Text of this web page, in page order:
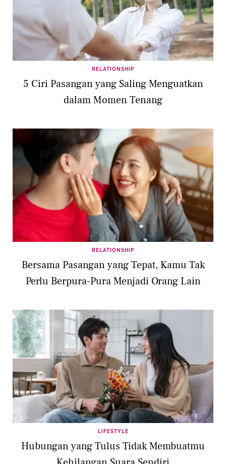
RELATIONSHIP
5 Ciri Pasangan yang Saling Menguatkan
dalam Momen Tenang
RELATIONSHIP
Bersama Pasangan yang Tepat, Kamu Tak
Perlu Berpura-Pura Menjadi Orang Lain
LIFESTYLE
Hubungan yang Tulus Tidak Membuatmu